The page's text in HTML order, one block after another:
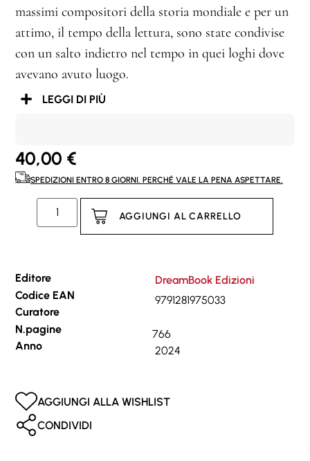
massimi compositori della storia mondiale e per un
attimo, il tempo della lettura, sono state condivise
con un salto indietro nel tempo in quei loghi dove
avevano avuto luogo.
LEGGI DI PIÙ
40,00 €
SPEDIZIONI ENTRO 8 GIORNI. PERCHÉ VALE LA PENA ASPETTARE.
AGGIUNGI AL CARRELLO
Editore
DreamBook Edizioni
Codice EAN
9791281975033
Curatore
N.pagine
766
Anno
2024
AGGIUNGI ALLA WISHLIST
CONDIVIDI